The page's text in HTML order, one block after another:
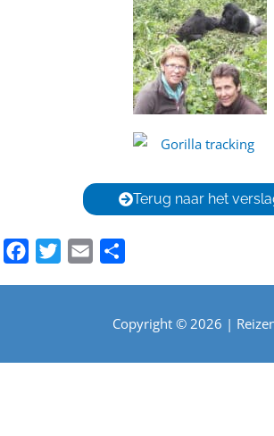
Terug naar het
FacebookTwitterEmail
Copyright © 2026 |